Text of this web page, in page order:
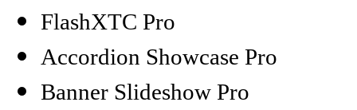
FlashXTC Pro
Accordion Showcase Pro
Banner Slideshow Pro